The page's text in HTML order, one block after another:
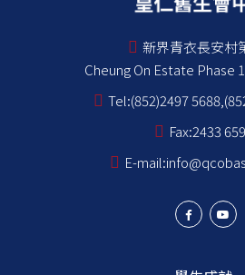
新界青衣長安村
Cheung On Estate Phase
Tel:(852)2497
Fax:2433
E-mail: